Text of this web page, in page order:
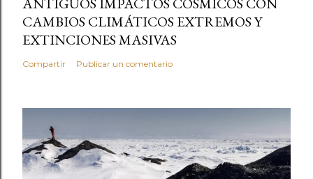
ANTIGUOS IMPACTOS CÓSMICOS CON
CAMBIOS CLIMÁTICOS EXTREMOS Y
EXTINCIONES MASIVAS
Compartir Publicar un comentario